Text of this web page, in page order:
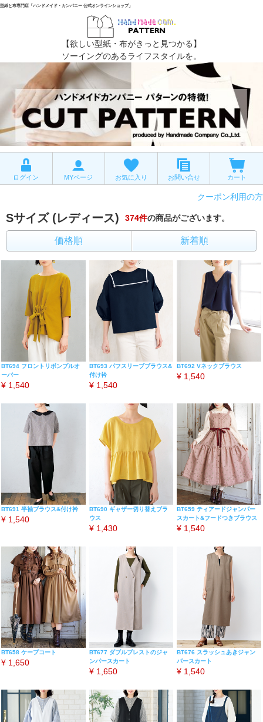
型紙と布専門店「ハンドメイド・カンパニー 公式オンラインショップ」
【欲しい型紙・布がきっと見つかる】
ソーイングのあるライフスタイルを。
ログイン MYページ お気に入り お問い合せ カート
クーポン利用の方
Sサイズ (レディース) 374件の商品がございます。
価格順 新着順
BT694 フロントリボンプルオ
ーバー
¥ 1,540
BT693 パフスリーブブラウス&
付け衿
¥ 1,540
BT692 Vネックブラウス
¥ 1,540
BT691 半袖ブラウス&付け衿
¥ 1,540
BT690 ギャザー切り替えブラ
ウス
¥ 1,430
BT659 ティアードジャンパー
スカート&フードつきブラウス
¥ 1,540
BT658 ケープコート
¥ 1,650
BT677 ダブルブレストのジャ
ンパースカート
¥ 1,650
BT676 スラッシュあきジャン
パースカート
¥ 1,540